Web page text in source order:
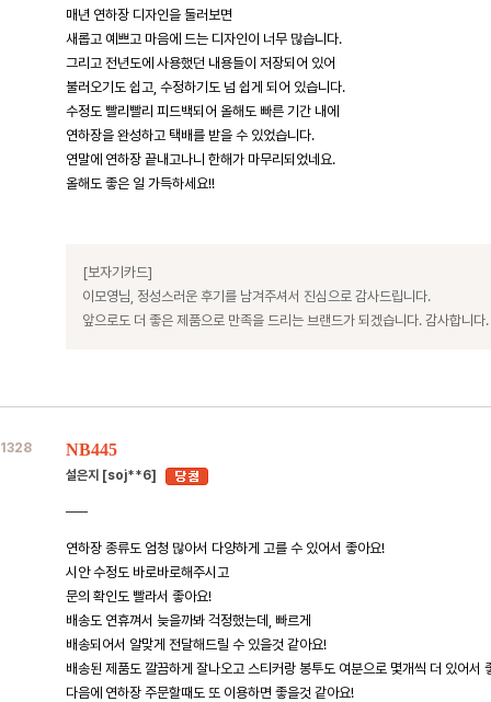
매년 연하장 디자인을 둘러보면
새롭고 예쁘고 마음에 드는 디자인이 너무 많습니다.
그리고 전년도에 사용했던 내용들이 저장되어 있어
불러오기도 쉽고, 수정하기도 넘 쉽게 되어 있습니다.
수정도 빨리빨리 피드백되어 올해도 빠른 기간 내에
연하장을 완성하고 택배를 받을 수 있었습니다.
연말에 연하장 끝내고나니 한해가 마무리되었네요.
올해도 좋은 일 가득하세요!!
[보자기카드]
이모영님, 정성스러운 후기를 남겨주셔서 진심으로 감사드립니다.
앞으로도 더 좋은 제품으로 만족을 드리는 브랜드가 되겠습니다. 감사합니다.
1328 NB445
설은지 [soj**6]
연하장 종류도 엄청 많아서 다양하게 고를 수 있어서 좋아요!
시안 수정도 바로바로해주시고
문의 확인도 빨라서 좋아요!
배송도 연휴껴서 늦을까봐 걱정했는데, 빠르게
배송되어서 알맞게 전달해드릴 수 있을것 같아요!
배송된 제품도 깔끔하게 잘나오고 스티커랑 봉투도 여분으로 몇개씩 더 있어서
다음에 연하장 주문할때도 또 이용하면 좋을것 같아요!